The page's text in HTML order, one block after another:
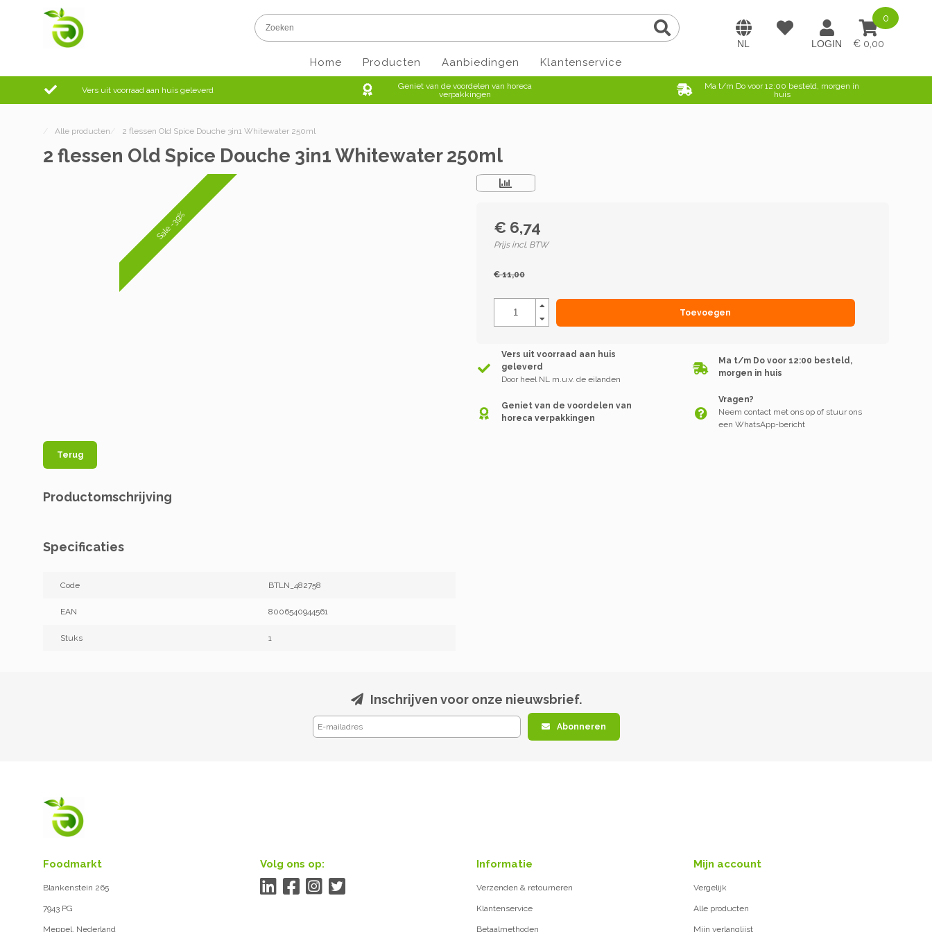
0,00
0
Home Producten Aanbiedingen Klantenservice
Vers uit voorraad aan huis geleverd
Geniet van de voordelen van horeca
verpakkingen
Ma t/m Do voor 12:00 besteld, morgen in
huis
/ Alle producten / 2 flessen Old Spice Douche 3in1 Whitewater 250ml
2 flessen Old Spice Douche 3in1 Whitewater 250ml
Sale -39%
Terug
€ 6,74
Prijs incl. BTW
€ 11,00
Toevoegen
Vers uit voorraad aan huis
geleverd
Door heel NL m.u.v. de eilanden
Ma t/m Do voor 12:00 besteld,
morgen in huis
Geniet van de voordelen van
horeca verpakkingen
Vragen?
Neem contact met ons op of stuur ons
een WhatsApp-bericht
Productomschrijving
Specificaties
Code BTLN_482758
EAN 8006540944561
Stuks 1
Inschrijven voor onze nieuwsbrief.
Abonneren
Foodmarkt
Blankenstein 265
7943 PG
Meppel, Nederland
Volg ons op: Informatie
Verzenden & retourneren
Klantenservice
Betaalmethoden
Mijn account
Vergelijk
Alle producten
Mijn verlanglijst